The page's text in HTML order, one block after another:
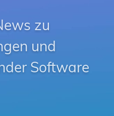
zu
und
Software